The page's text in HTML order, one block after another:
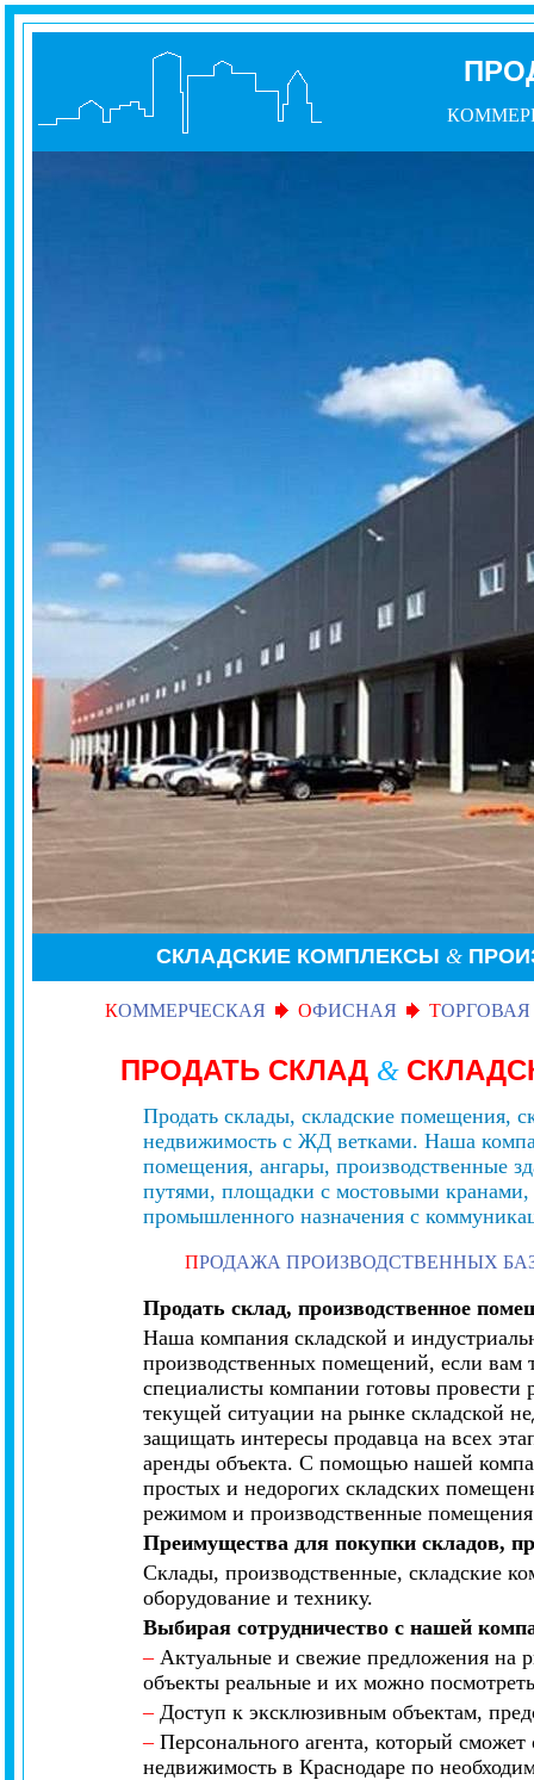
СКЛАДСКИЕ КОМПЛЕКСЫ &
КОММЕРЧЕСКАЯ ОФИСНАЯ ТОРГОВАЯ
ПРОДАТЬ СКЛАД &
Продать склады, складские помещения,
недвижимость с ЖД ветками. Наша
помещения, ангары, производственные
путями, площадки с мостовыми
промышленного назначения с
ПРОДАЖА ПРОИЗВОДСТВЕННЫХ
Продать склад, производственное
Наша компания складской и
производственных помещений, если вам
специалисты компании готовы провести
текущей ситуации на рынке складской
защищать интересы продавца на всех
аренды объекта. С помощью нашей
простых и недорогих складских
режимом и производственные помещения
Преимущества для покупки складов,
Склады, производственные, складские
оборудование и технику.
Выбирая сотрудничество с нашей
–Актуальные и свежие предложения на
объекты реальные и их можно
–Доступ к эксклюзивным объектам,
–Персонального агента, который
недвижимость в Краснодаре по